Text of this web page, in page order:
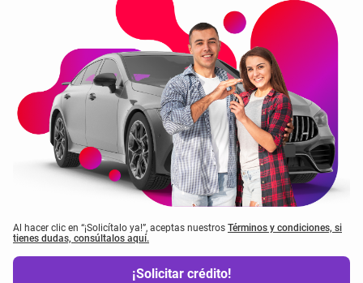
Al hacer clic en “¡Solicítalo ya!”, aceptas nuestrosTérminos y condiciones, si
tienes dudas, consúltalos aquí.
¡Solicitar crédito!